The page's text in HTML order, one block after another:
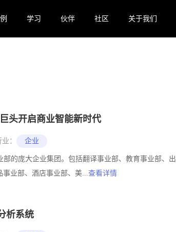
学习 伙伴 社区 关于我们
头开启商业智能新时代
： 企业
部的庞大企业集团。包括翻译事业部、教育事业部、出
业部、酒店事业部、美...查看详情
析系统